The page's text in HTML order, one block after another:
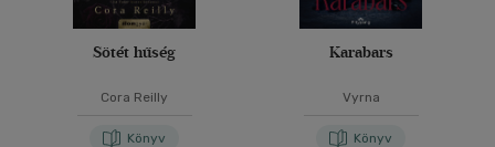
Sötét hűség
Cora Reilly
Könyv
Karabars
Vyrna
Könyv